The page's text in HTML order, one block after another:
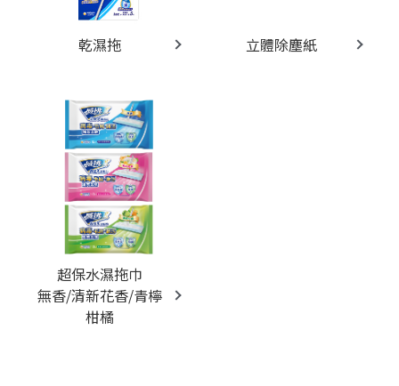
乾濕拖 立體除塵紙
超保水濕拖巾
無香/清新花香/青檸
柑橘